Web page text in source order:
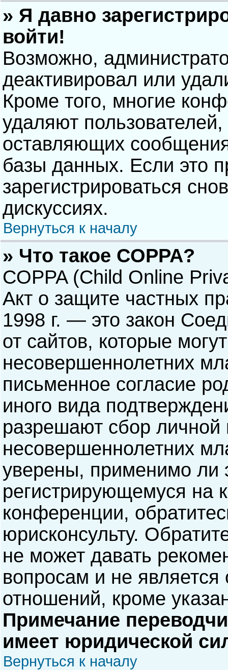
» Я давно
войти!
Возможно,
деактивировал или
Кроме того, многие
удаляют
оставляющих
базы данных. Если это
зарегистрироваться
дискуссиях.
Вернуться к началу
» Что такое COPPA?
COPPA (Child Online
Акт о защите частных
1998 г. — это закон
от сайтов, которые
несовершеннолетних
письменное согласие
иного вида
разрешают сбор
несовершеннолетних
уверены, применимо ли
регистрирующемуся на
конференции,
юрисконсульту.
не может давать
вопросам и не
отношений, кроме
Примечание
имеет юридической
Вернуться к началу